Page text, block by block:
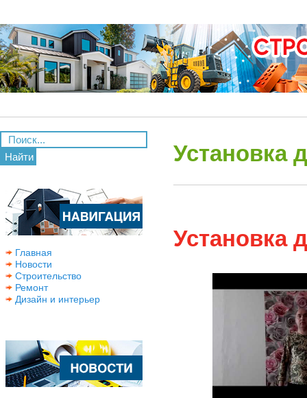
Найти
Главная
Новости
Строительство
Ремонт
Дизайн и интерьер
Установка
Установка